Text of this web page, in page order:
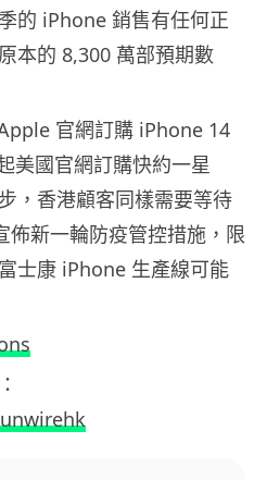
的 iPhone 銷售有任何正
本的 8,300 萬部預期數
官網訂購 iPhone 14
美國官網訂購快約一星
，香港顧客同樣需要等待
佈新一輪防疫管控措施，限
士康 iPhone 生產線可能